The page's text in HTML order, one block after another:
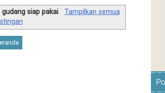
gudang siap pakai.
Tampilkan semua